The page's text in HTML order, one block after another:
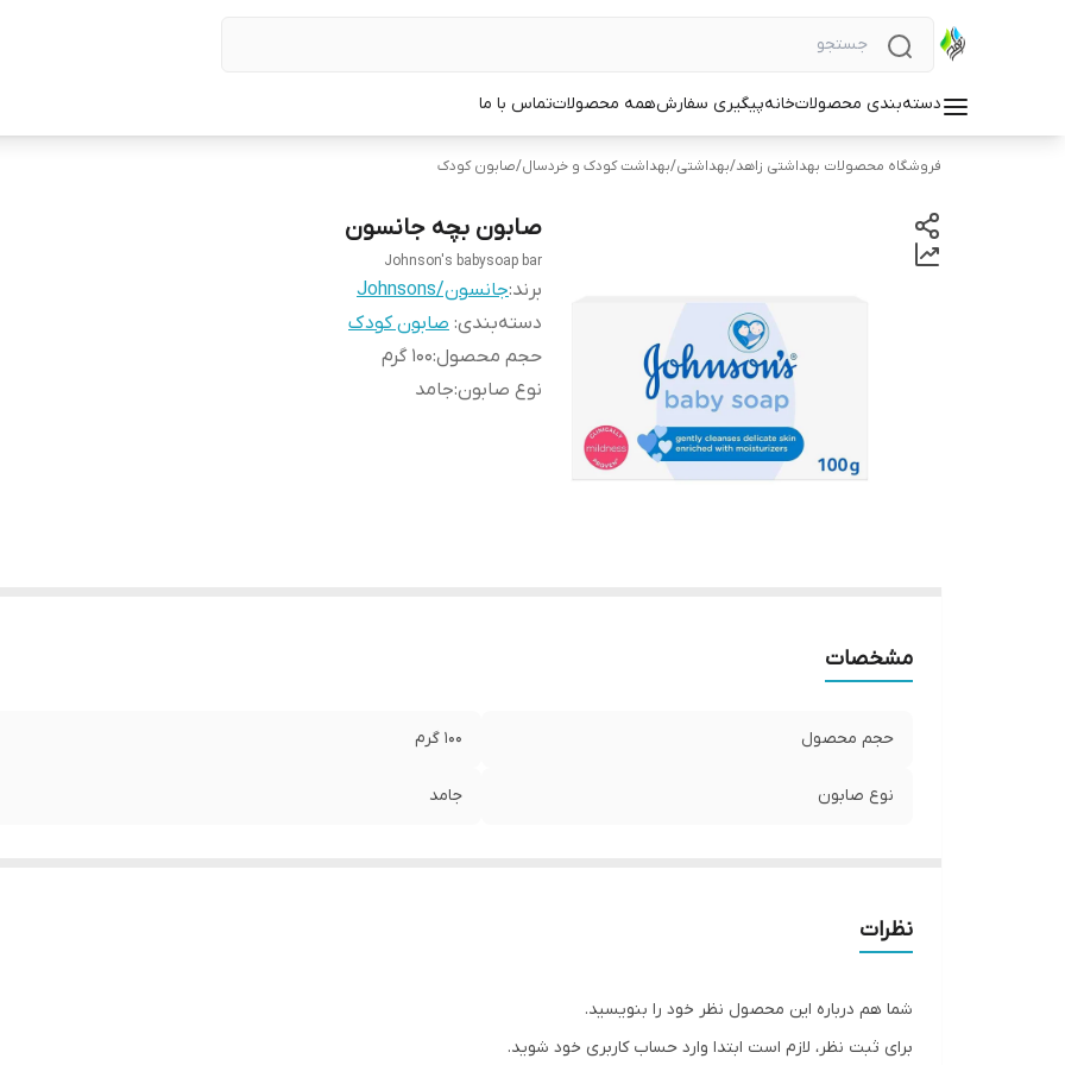
دسته‌بندی محصولاتخانهپیگیری سفارشهمه محصولاتتماس با ما
فروشگاه محصولات بهداشتی زاهد/بهداشتی/بهداشت کودک و خردسال/صابون کودک
صابون بچه جانسون
Johnson's babysoap bar
برند:جانسون/Johnsons
دسته‌بندی: صابون کودک
حجم محصول:۱۰۰ گرم
نوع صابون:جامد
مشخصات
حجم محصول ۱۰۰ گرم
نوع صابون جامد
نظرات
شما هم درباره این محصول نظر خود را بنویسید.
برای ثبت نظر، لازم است ابتدا وارد حساب کاربری خود شوید.